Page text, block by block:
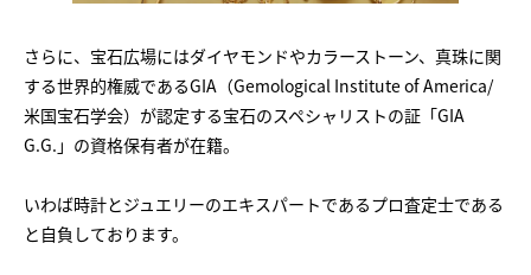
さらに、宝石広場にはダイヤモンドやカラーストーン、真珠に関
する世界的権威であるGIA（Gemological Institute of America/
米国宝石学会）が認定する宝石のスペシャリストの証「GIA
G.G.」の資格保有者が在籍。
いわば時計とジュエリーのエキスパートであるプロ査定士である
と自負しております。